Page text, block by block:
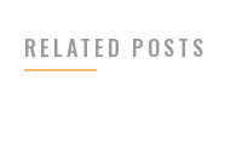
RELATED POSTS